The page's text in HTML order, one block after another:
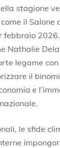
stagione
il Salone
febbraio
Nathalie
legame
il
e
le sfide